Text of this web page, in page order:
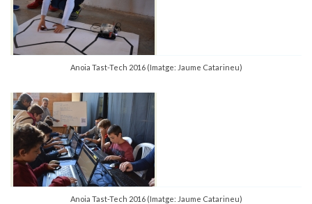
Anoia Tast-Tech 2016 (Imatge: Jaume Catarineu)
Anoia Tast-Tech 2016 (Imatge: Jaume Catarineu)